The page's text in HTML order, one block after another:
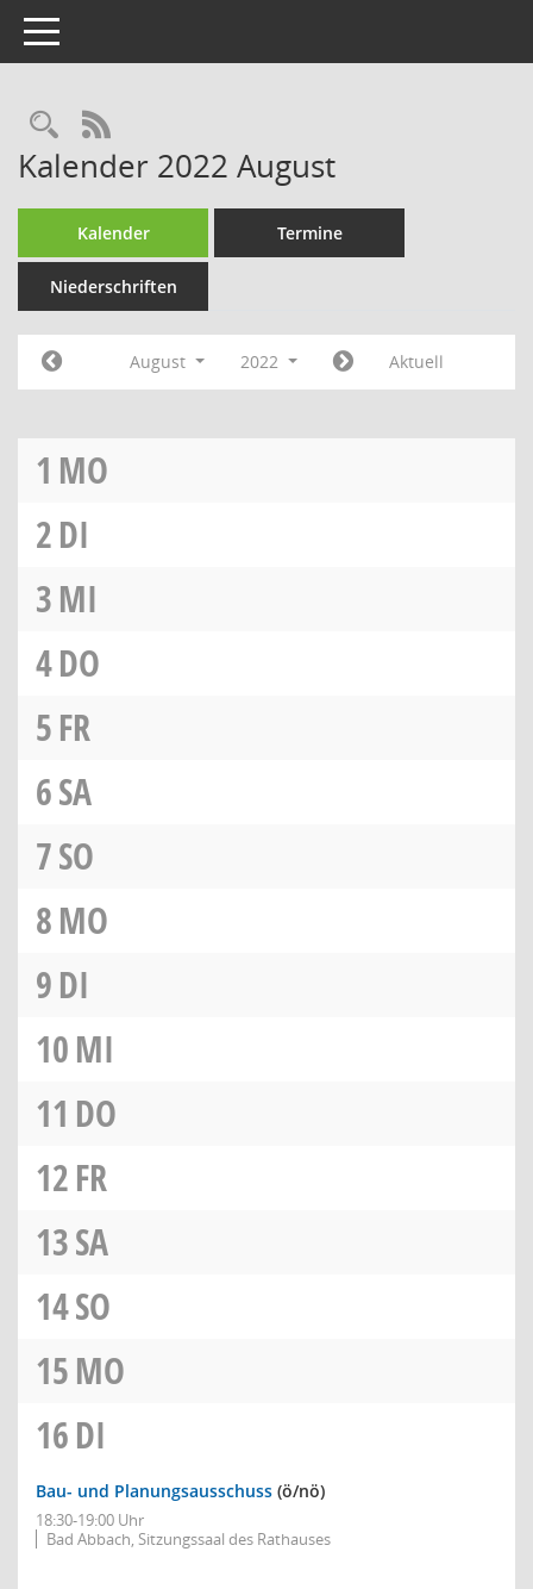
Toggle navigation
RSS-Feed
Kalender 2022 August
Kalender Termine
Niederschriften
August 2022 Aktuell
1 MO
2DI
3MI
4DO
5FR
6SA
7SO
8MO
9DI
10MI
11 DO
12FR
13SA
14SO
15MO
16DI
Bau- und Planungsausschuss (ö/nö)
18:30-19:00 Uhr
Bad Abbach, Sitzungssaal des Rathauses